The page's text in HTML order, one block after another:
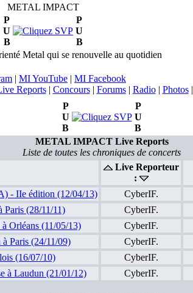
METAL IMPACT
P
U
B
P
U
B
Metal qui se renouvelle au quotidien
| MI YouTube | MI Facebook
Reports| Concours| Forums| Radio| Photos|
P
U
B
P
U
B
METAL IMPACT Live Reports
Liste de toutes les chroniques de concerts
Live Reporteur
:
- IIe édition (12/04/13) CyberIF.
(28/11/11)
CyberIF.
Orléans (11/05/13)
CyberIF.
Paris (24/11/09)
CyberIF.
(16/07/10)
CyberIF.
à Laudun (21/01/12)
CyberIF.